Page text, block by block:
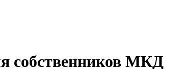
собственников МКД